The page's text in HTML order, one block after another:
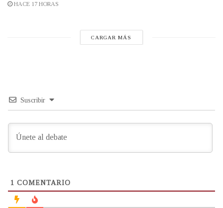
HACE 17 HORAS
CARGAR MÁS
Suscribir
1 COMENTARIO